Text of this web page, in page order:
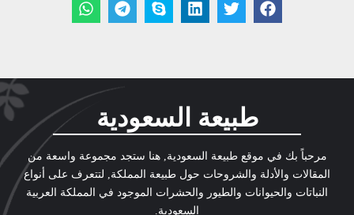
طبيعة السعودية
مرحباً بك في موقع طبيعة السعودية, هنا ستجد مجموعة واسعة من
المقالات والأدلة والشروحات حول طبيعة المملكة, لتتعرف على أنواع
النباتات والحيوانات والطيور والحشرات الموجود في المملكة العربية
السعودية.